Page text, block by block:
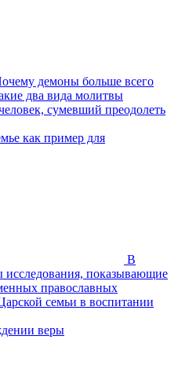
демоны больше всего
два вида молитвы
сумевший преодолеть
как пример для
В
исследования, показывающие
православных
семьи в воспитании
веры